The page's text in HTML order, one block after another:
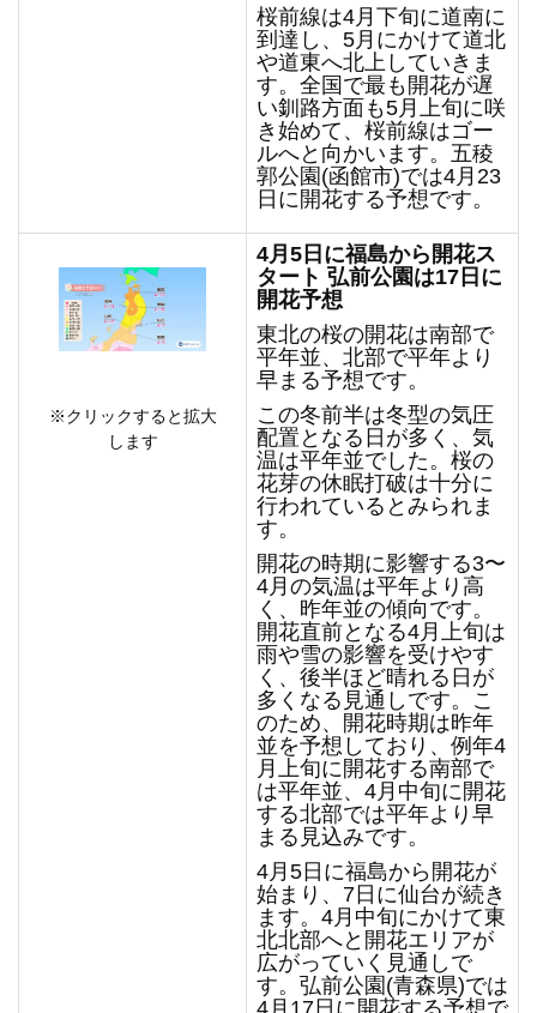
桜前線は4月下旬に道南に
到達し、5月にかけて道北
や道東へ北上していきま
す。全国で最も開花が遅
い釧路方面も5月上旬に咲
き始めて、桜前線はゴー
ルへと向かいます。五稜
郭公園(函館市)では4月23
日に開花する予想です。
※クリックすると拡大
します
4月5日に福島から開花ス
タート 弘前公園は17日に
開花予想
東北の桜の開花は南部で
平年並、北部で平年より
早まる予想です。
この冬前半は冬型の気圧
配置となる日が多く、気
温は平年並でした。桜の
花芽の休眠打破は十分に
行われているとみられま
す。
開花の時期に影響する3〜
4月の気温は平年より高
く、昨年並の傾向です。
開花直前となる4月上旬は
雨や雪の影響を受けやす
く、後半ほど晴れる日が
多くなる見通しです。こ
のため、開花時期は昨年
並を予想しており、例年4
月上旬に開花する南部で
は平年並、4月中旬に開花
する北部では平年より早
まる見込みです。
4月5日に福島から開花が
始まり、7日に仙台が続き
ます。4月中旬にかけて東
北北部へと開花エリアが
広がっていく見通しで
す。弘前公園(青森県)では